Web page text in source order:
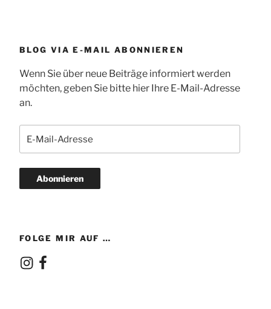
BLOG VIA E-MAIL ABONNIEREN
Wenn Sie über neue Beiträge informiert werden
möchten, geben Sie bitte hier Ihre E-Mail-Adresse
an.
Mail-
Abonnieren
FOLGE MIR AUF …
Instagram
Facebook